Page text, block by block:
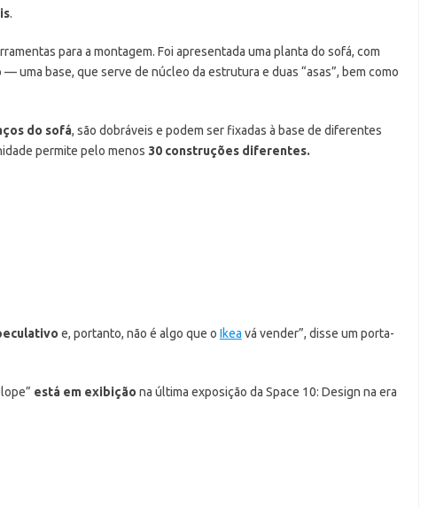
.
para a montagem. Foi apresentada uma planta do sofá, com
uma base, que serve de núcleo da estrutura e duas “asas”, bem como
do sofá, são dobráveis e podem ser fixadas à base de diferentes
permite pelo menos 30 construções diferentes.
e, portanto, não é algo que o Ikea vá vender”, disse um porta-
está em exibição na última exposição da Space 10: Design na era